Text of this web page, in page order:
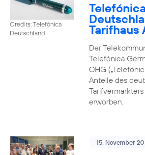
Credits: Telefónica
Deutschland
Telefónica
Tarifhaus
Der
Telefónica
OHG
Anteile des
erworben.
15. November